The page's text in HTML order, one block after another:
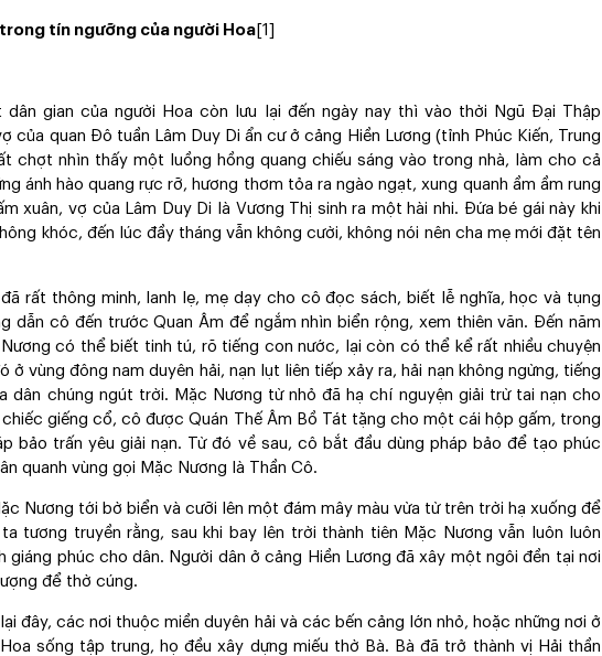
tín ngưỡng của người Hoa [1]
dân gian của người Hoa còn lưu lại đến ngày nay thì vào thời Ngũ Đại Thập
của quan Đô tuần Lâm Duy Di ẩn cư ở cảng Hiền Lương (tỉnh Phúc Kiến, Trung
chợt nhìn thấy một luồng hồng quang chiếu sáng vào trong nhà, làm cho cả
ánh hào quang rực rỡ, hương thơm tỏa ra ngào ngạt, xung quanh ầm ầm rung
xuân, vợ của Lâm Duy Di là Vương Thị sinh ra một hài nhi. Đứa bé gái này khi
khóc, đến lúc đầy tháng vẫn không cười, không nói nên cha mẹ mới đặt tên
rất thông minh, lanh lẹ, mẹ dạy cho cô đọc sách, biết lễ nghĩa, học và tụng
dẫn cô đến trước Quan Âm để ngắm nhìn biển rộng, xem thiên văn. Đến năm
có thể biết tinh tú, rõ tiếng con nước, lại còn có thể kể rất nhiều chuyện
ở vùng đông nam duyên hải, nạn lụt liên tiếp xảy ra, hải nạn không ngừng, tiếng
dân chúng ngút trời. Mặc Nương từ nhỏ đã hạ chí nguyện giải trừ tai nạn cho
giếng cổ, cô được Quán Thế Âm Bồ Tát tặng cho một cái hộp gấm, trong
bảo trấn yêu giải nạn. Từ đó về sau, cô bắt đầu dùng pháp bảo để tạo phúc
quanh vùng gọi Mặc Nương là Thần Cô.
Nương tới bờ biển và cưỡi lên một đám mây màu vừa từ trên trời hạ xuống để
tương truyền rằng, sau khi bay lên trời thành tiên Mặc Nương vẫn luôn luôn
giáng phúc cho dân. Người dân ở cảng Hiền Lương đã xây một ngôi đền tại nơi
để thờ cúng.
đây, các nơi thuộc miền duyên hải và các bến cảng lớn nhỏ, hoặc những nơi ở
sống tập trung, họ đều xây dựng miếu thờ Bà. Bà đã trở thành vị Hải thần